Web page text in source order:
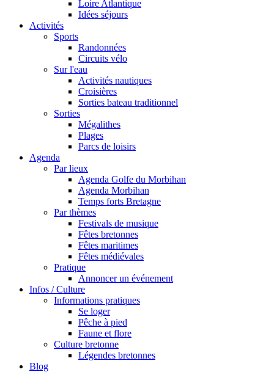
Loire Atlantique
Idées séjours
Activités
Sports
Randonnées
Circuits vélo
Sur l'eau
Activités nautiques
Croisières
Sorties bateau traditionnel
Sorties
Mégalithes
Plages
Parcs de loisirs
Agenda
Par lieux
Agenda Golfe du Morbihan
Agenda Morbihan
Temps forts Bretagne
Par thèmes
Festivals de musique
Fêtes bretonnes
Fêtes maritimes
Fêtes médiévales
Pratique
Annoncer un événement
Infos / Culture
Informations pratiques
Se loger
Pêche à pied
Faune et flore
Culture bretonne
Légendes bretonnes
Blog